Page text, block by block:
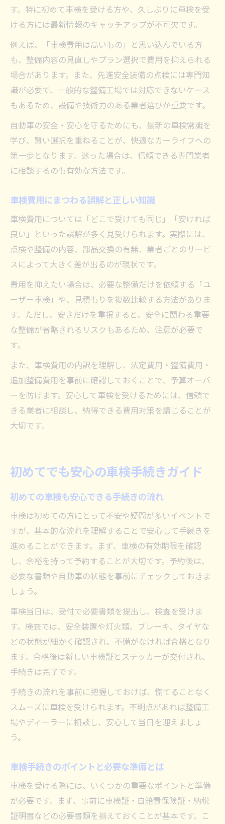
す。特に初めて車検を受ける方や、久しぶりに車検を受
ける方には最新情報のキャッチアップが不可欠です。
例えば、「車検費用は高いもの」と思い込んでいる方
も、整備内容の見直しやプラン選択で費用を抑えられる
場合があります。また、先進安全装備の点検には専門知
識が必要で、一般的な整備工場では対応できないケース
もあるため、設備や技術力のある業者選びが重要です。
自動車の安全・安心を守るためにも、最新の車検常識を
学び、賢い選択を重ねることが、快適なカーライフへの
第一歩となります。迷った場合は、信頼できる専門業者
に相談するのも有効な方法です。
車検費用にまつわる誤解と正しい知識
車検費用については「どこで受けても同じ」「安ければ
良い」といった誤解が多く見受けられます。実際には、
点検や整備の内容、部品交換の有無、業者ごとのサービ
スによって大きく差が出るのが現状です。
費用を抑えたい場合は、必要な整備だけを依頼する「ユ
ーザー車検」や、見積もりを複数比較する方法がありま
す。ただし、安さだけを重視すると、安全に関わる重要
な整備が省略されるリスクもあるため、注意が必要で
す。
また、車検費用の内訳を理解し、法定費用・整備費用・
追加整備費用を事前に確認しておくことで、予算オーバ
ーを防げます。安心して車検を受けるためには、信頼で
きる業者に相談し、納得できる費用対策を講じることが
大切です。
初めてでも安心の車検手続きガイド
初めての車検も安心できる手続きの流れ
車検は初めての方にとって不安や疑問が多いイベントで
すが、基本的な流れを理解することで安心して手続きを
進めることができます。まず、車検の有効期限を確認
し、余裕を持って予約することが大切です。予約後は、
必要な書類や自動車の状態を事前にチェックしておきま
しょう。
車検当日は、受付で必要書類を提出し、検査を受けま
す。検査では、安全装置や灯火類、ブレーキ、タイヤな
どの状態が細かく確認され、不備がなければ合格となり
ます。合格後は新しい車検証とステッカーが交付され、
手続きは完了です。
手続きの流れを事前に把握しておけば、慌てることなく
スムーズに車検を受けられます。不明点があれば整備工
場やディーラーに相談し、安心して当日を迎えましょ
う。
車検手続きのポイントと必要な準備とは
車検を受ける際には、いくつかの重要なポイントと準備
が必要です。まず、事前に車検証・自賠責保険証・納税
証明書などの必要書類を揃えておくことが基本です。こ